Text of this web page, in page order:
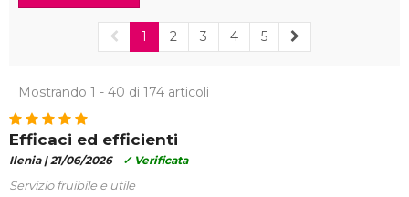
1 2 3 4 5
Mostrando 1 - 40 di 174 articoli
Efficaci ed efficienti
Ilenia |21/06/2026 ✓ Verificata
Servizio fruibile e utile